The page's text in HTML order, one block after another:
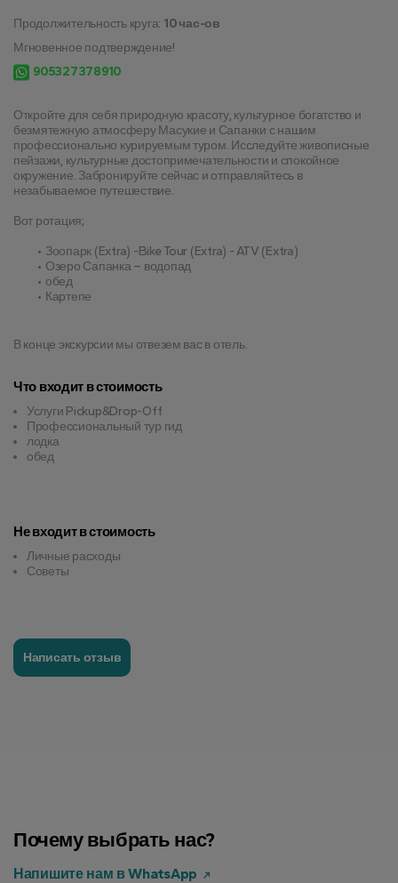
Откройте для себя природную красоту, культурное богатство и
безмятежную атмосферу Масукие и Сапанки с нашим
профессионально курируемым туром. Исследуйте живописные
пейзажи, культурные достопримечательности и спокойное
окружение. Забронируйте сейчас и отправляйтесь в
незабываемое путешествие.
Вот ротация;
Зоопарк (Extra) -Bike Tour (Extra) - ATV (Extra)
Озеро Сапанка – водопад
обед
Картепе
В конце экскурсии мы отвезем вас в отель.
Что входит в стоимость
Услуги Pickup&Drop-Off
Профессиональный тур гид
лодка
обед
Не входит в стоимость
Личные расходы
Советы
Написать отзыв
Продолжительность круга: 10 час-ов
Мгновенное подтверждение!
905327378910
Почему выбрать нас?
Напишите нам в WhatsApp